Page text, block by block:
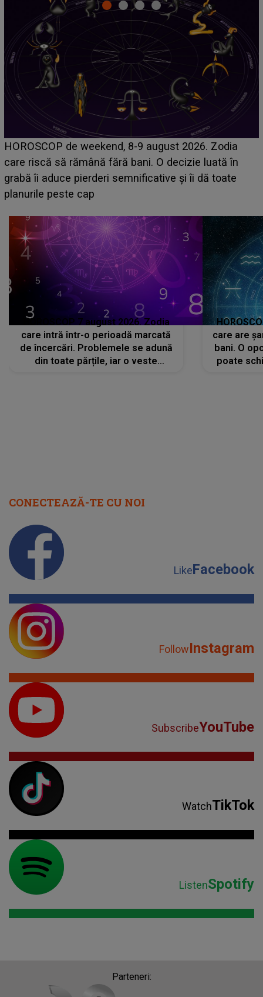
Emanuel a ținut ACEST DETALIU ASCUNS până
acum! În fața Alexandrei, concurentul din Casa Iubirii
face o MĂRTURISIRE NEAȘTEPTATĂ despre mama
sa: "I-am spus și ei în față, eu nu te iubesc pentru
HOROSCOP 7 august 2026. Zodia
care intră într-o perioadă marcată
de încercări. Problemele se adună
din toate părțile, iar o veste
care are
bani. O
poate
CONECTEAZĂ-TE CU NOI
LikeFacebook
FollowInstagram
SubscribeYouTube
WatchTikTok
ListenSpotify
Parteneri: